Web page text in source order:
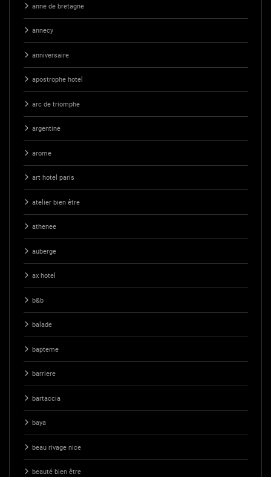
anne de bretagne
annecy
anniversaire
apostrophe hotel
arc de triomphe
argentine
arome
art hotel paris
atelier bien être
athenee
auberge
ax hotel
b&b
balade
bapteme
barriere
bartaccia
baya
beau rivage nice
beauté bien être